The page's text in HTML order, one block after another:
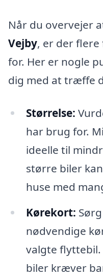
Når du overvejer
Vejby, er der
for. Her er nogle
dig med at træffe
Størrelse:
har brug for.
ideelle til
større biler
huse med
Kørekort:
nødvendige
valgte flyttebil.
biler kræver